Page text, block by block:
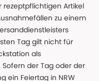
Artikel
zu einem
Tag gilt nicht für
als
der Tag oder der
ein Feiertag in NRW